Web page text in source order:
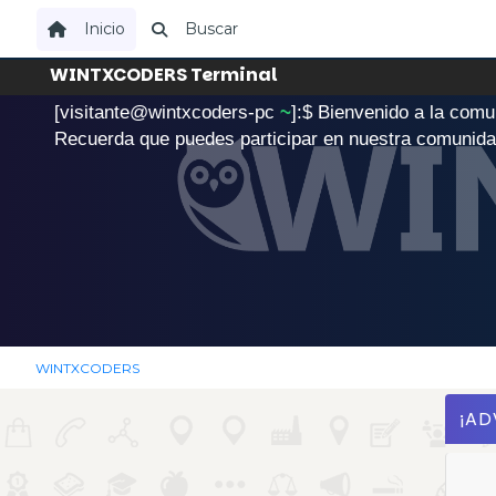
Inicio Buscar
WINTXCODERS Terminal
[visitante@wintxcoders-pc ~]:$ .Bienvenido a la comu
Recuerda que puedes participar en nuestra
WINTXCODERS